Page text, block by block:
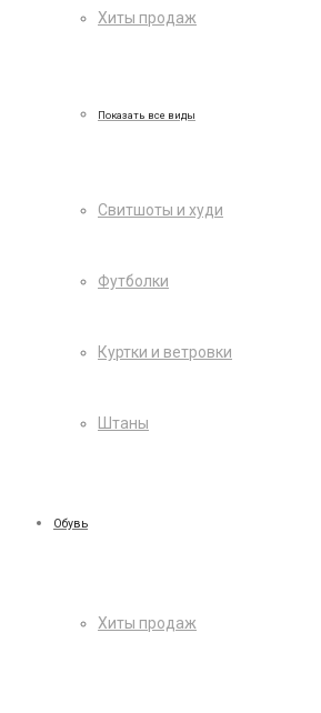
Хиты продаж
Показать все виды
Свитшоты и худи
Футболки
Куртки и ветровки
Штаны
Обувь
Хиты продаж